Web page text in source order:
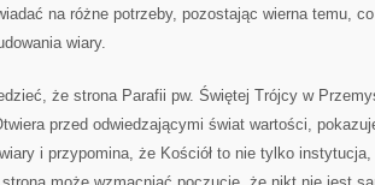
na różne potrzeby, pozostając wierna temu,
wiary.
że strona Parafii pw. Świętej Trójcy w
przed odwiedzającymi świat wartości,
i przypomina, że Kościół to nie tylko